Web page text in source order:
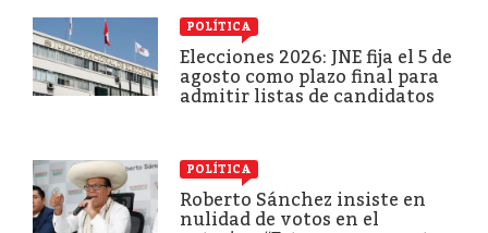
POLÍTICA
Elecciones 2026: JNE fija el 5 de
agosto como plazo final para
admitir listas de candidatos
POLÍTICA
Roberto Sánchez insiste en
nulidad de votos en el